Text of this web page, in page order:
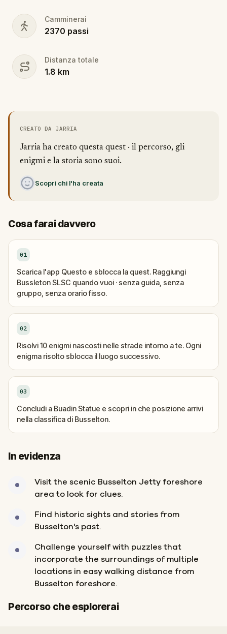
Camminerai
2370 passi
Distanza totale
1.8 km
CREATO DA JARRIA
Jarria ha creato questa quest · il percorso, gli
enigmi e la storia sono suoi.
Scopri chi l'ha creata
Cosa farai davvero
01
Scarica l'app Questo e sblocca la quest. Raggiungi
Bussleton SLSC quando vuoi · senza guida, senza
gruppo, senza orario fisso.
02
Risolvi 10 enigmi nascosti nelle strade intorno a te. Ogni
enigma risolto sblocca il luogo successivo.
03
Concludi a Buadin Statue e scopri in che posizione arrivi
nella classifica di Busselton.
In evidenza
Visit the scenic Busselton Jetty foreshore
area to look for clues.
Find historic sights and stories from
Busselton's past.
Challenge yourself with puzzles that
incorporate the surroundings of multiple
locations in easy walking distance from
Busselton foreshore.
Percorso che esplorerai
Inizio
Fine